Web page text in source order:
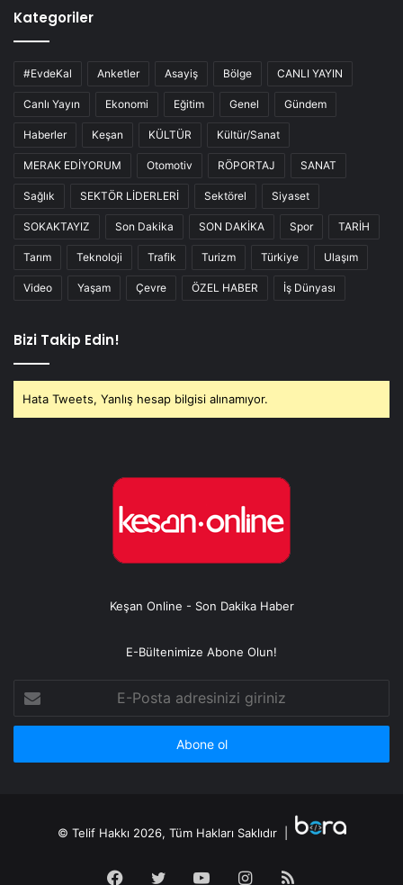
Kategoriler
#EvdeKal Anketler Asayiş Bölge CANLI YAYIN
Canlı Yayın Ekonomi Eğitim Genel Gündem
Haberler Keşan KÜLTÜR Kültür/Sanat
MERAK EDİYORUM Otomotiv RÖPORTAJ SANAT
Sağlık SEKTÖR LİDERLERİ Sektörel Siyaset
SOKAKTAYIZ Son Dakika SON DAKİKA Spor TARİH
Tarım Teknoloji Trafik Turizm Türkiye Ulaşım
Video Yaşam Çevre ÖZEL HABER İş Dünyası
Bizi Takip Edin!
Hata Tweets, Yanlış hesap bilgisi alınamıyor.
Keşan Online - Son Dakika Haber
E-Bültenimize Abone Olun!
Posta
adresinizi
© Telif Hakkı 2026, Tüm Hakları Saklıdır |
Facebook
TwitterYouTubeInstagram
RSS